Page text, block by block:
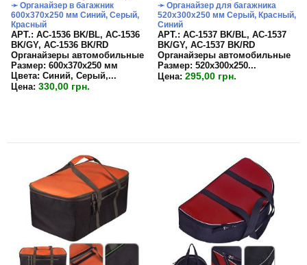
➛ Органайзер в багажник
600х370х250 мм Синий, Серый,
Красный
APT.: АС-1536 BK/BL, АС-1536
BK/GY, АС-1536 BK/RD
Органайзеры автомобильные
Размер: 600х370х250 мм
Цвета: Синий, Серый,...
Цена: 330,00 грн.
➛ Органайзер для багажника
520х300х250 мм Серый, Красный,
Синий
APT.: АС-1537 BK/BL, АС-1537
BK/GY, АС-1537 BK/RD
Органайзеры автомобильные
Размер: 520х300х250...
Цена: 295,00 грн.